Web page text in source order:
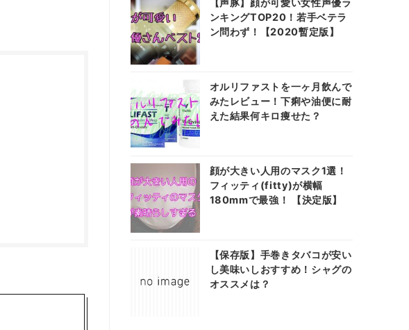
ンキングTOP20！若手ベテラ
ン問わず！【2020暫定版】
オルリファストを一ヶ月飲んで
みたレビュー！下痢や油便に耐
えた結果何キロ痩せた？
顔が大きい人用のマスク1選！
フィッティ(fitty)が横幅
180mmで最強！ 【決定版】
【保存版】手巻きタバコが安い
し美味いしおすすめ！シャグの
オススメは？